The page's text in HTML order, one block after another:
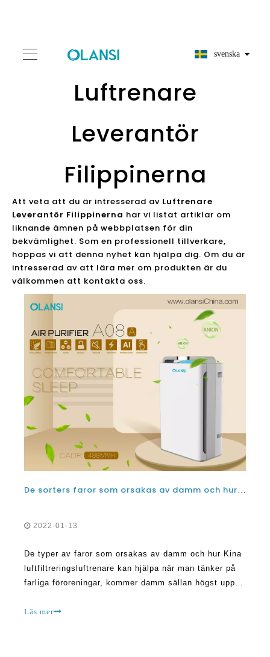
svenska
Luftrenare
Leverantör
Filippinerna
Att veta att du är intresserad av Luftrenare
Leverantör Filippinerna har vi listat artiklar om
liknande ämnen på webbplatsen för din
bekvämlighet. Som en professionell tillverkare,
hoppas vi att denna nyhet kan hjälpa dig. Om du är
intresserad av att lära mer om produkten är du
välkommen att kontakta oss.
De sorters faror som orsakas av damm och hur Kina luftfiltreringsluftrenare kan hjälpa till
2022-01-13
De typer av faror som orsakas av damm och hur Kina
luftfiltreringsluftrenare kan hjälpa när man tänker på
farliga föroreningar, kommer damm sällan högst upp
dammpartiklarna inte är skadliga. Men enligt
Läs mer